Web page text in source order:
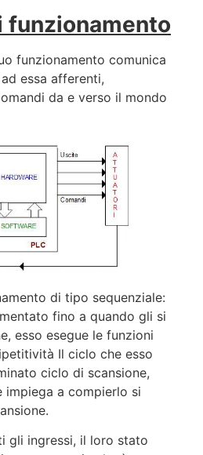
funzionamento
funzionamento comunica
essa afferenti,
da e verso il mondo
di tipo sequenziale:
fino a quando gli si
esso esegue le funzioni
Il ciclo che esso
ciclo di scansione,
impiega a compierlo si
gli ingressi, il loro stato